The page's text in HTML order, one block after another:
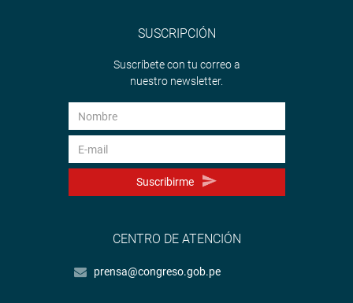
SUSCRIPCIÓN
Suscríbete con tu correo a
nuestro newsletter.
Suscribirme
CENTRO DE ATENCIÓN
prensa@congreso.gob.pe